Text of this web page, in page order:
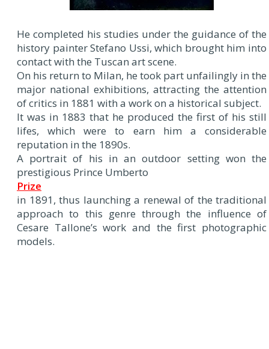
He completed his studies under the guidance of the
history painter Stefano Ussi, which brought him into
contact with the Tuscan art scene.
On his return to Milan, he took part unfailingly in the
major national exhibitions, attracting the attention
of critics in 1881 with a work on a historical subject.
It was in 1883 that he produced the first of his still
lifes, which were to earn him a considerable
reputation in the 1890s.
A portrait of his in an outdoor setting won the
prestigious Prince Umberto
Prize
in 1891, thus launching a renewal of the traditional
approach to this genre through the influence of
Cesare Tallone’s work and the first photographic
models.